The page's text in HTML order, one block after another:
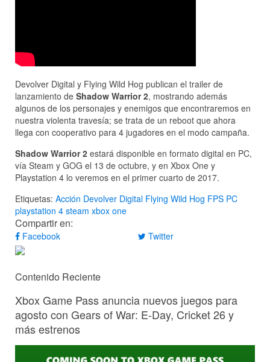
Devolver Digital y Flying Wild Hog publican el trailer de
lanzamiento de Shadow Warrior 2, mostrando además
algunos de los personajes y enemigos que encontraremos en
nuestra violenta travesía; se trata de un reboot que ahora
llega con cooperativo para 4 jugadores en el modo campaña.
Shadow Warrior 2 estará disponible en formato digital en PC,
vía Steam y GOG el 13 de octubre, y en Xbox One y
Playstation 4 lo veremos en el primer cuarto de 2017.
Etiquetas: Acción Devolver Digital Flying Wild Hog FPS PC
playstation 4 steam xbox one
Compartir en:
Facebook Twitter
Contenido Reciente
Xbox Game Pass anuncia nuevos juegos para
agosto con Gears of War: E-Day, Cricket 26 y
más estrenos